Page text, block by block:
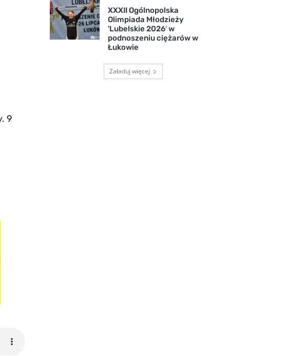
9
XXXII Ogólnopolska
Olimpiada Młodzieży
'Lubelskie 2026′ w
podnoszeniu ciężarów w
Łukowie
Załaduj więcej